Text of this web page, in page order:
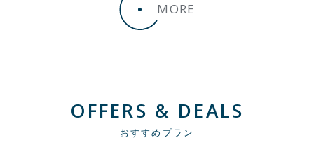
MORE
OFFERS & DEALS
おすすめプラン